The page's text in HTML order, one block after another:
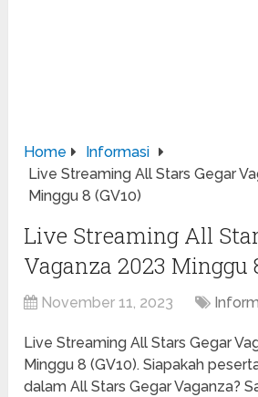
Home
Informasi
Live Streaming All Stars Gegar
Minggu 8 (GV10)
Live Streaming All
Vaganza 2023 Minggu
November 11, 2023
Live Streaming All Stars Gegar
Minggu 8 (GV10). Siapakah
dalam All Stars Gegar Vaganza?